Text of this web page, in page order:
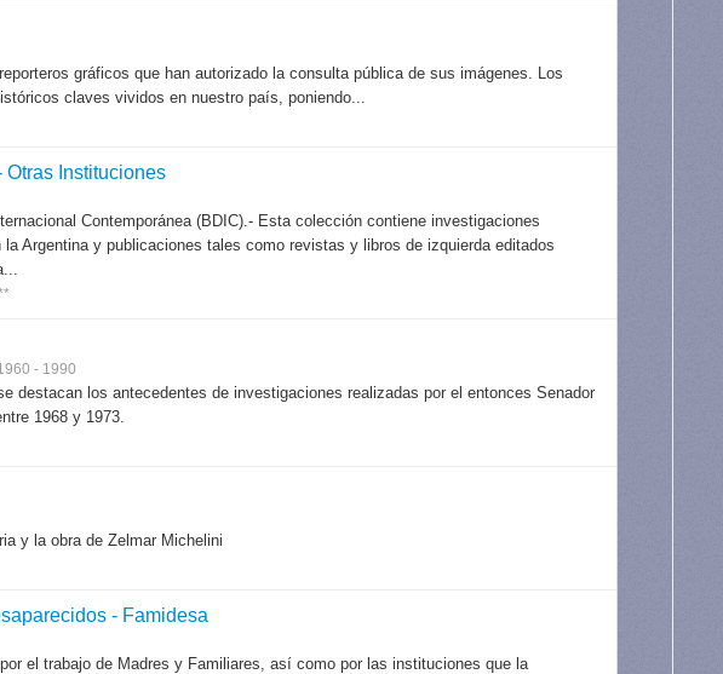
gráficos que han autorizado la consulta pública de sus imágenes. Los
claves vividos en nuestro país, poniendo...
Instituciones
Contemporánea (BDIC).- Esta colección contiene investigaciones
Argentina y publicaciones tales como revistas y libros de izquierda editados
- 1990
destacan los antecedentes de investigaciones realizadas por el entonces Senador
1968 y 1973.
y la obra de Zelmar Michelini
- Famidesa
el trabajo de Madres y Familiares, así como por las instituciones que la